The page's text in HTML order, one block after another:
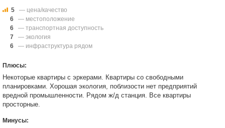
5
— цена/качество
6
— местоположение
6
— транспортная доступность
7
— экология
6
— инфраструктура рядом
Плюсы:
Некоторые квартиры с эркерами. Квартиры со свободными
планировками. Хорошая экология, поблизости нет предприятий
вредной промышленности. Рядом ж/д станция. Все квартиры
просторные.
Минусы: